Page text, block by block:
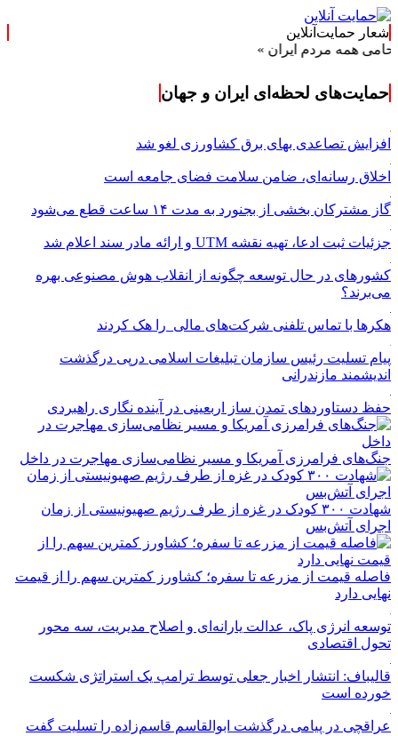
شعار حمایت‌آنلاین
ایران »
حمایت‌های لحظه‌ای ایران و جهان
افزایش تصاعدی بهای برق کشاورزی لغو شد
اخلاق رسانه‌ای، ضامن سلامت فضای جامعه است
گاز مشترکان بخشی از بجنورد به مدت ۱۴ ساعت قطع می‌شود
جزئیات ثبت ادعا، تهیه نقشه UTM و ارائه مادر سند اعلام شد
کشورهای در حال توسعه چگونه از انقلاب هوش مصنوعی بهره
می‌برند؟
هکرها با تماس تلفنی شرکت‌های مالی را هک کردند
پیام تسلیت رئیس سازمان تبلیغات اسلامی درپی درگذشت
اندیشمند مازندرانی
حفظ دستاوردهای تمدن ساز اربعینی در آینده نگاری راهبردی
جنگ‌های فرامرزی آمریکا و مسیر نظامی‌سازی مهاجرت در داخل
شهادت ۳۰۰ کودک در غزه از طرف رژیم صهیونیستی از زمان
اجرای آتش‌بس
فاصله قیمت از مزرعه تا سفره؛ کشاورز کمترین سهم را از قیمت
نهایی دارد
توسعه انرژی پاک، عدالت یارانه‌ای و اصلاح مدیریت، سه محور
تحول اقتصادی
قالیباف: انتشار اخبار جعلی توسط ترامپ یک استراتژی شکست
خورده است
عراقچی در پیامی درگذشت ابوالقاسم قاسم‌زاده را تسلیت گفت